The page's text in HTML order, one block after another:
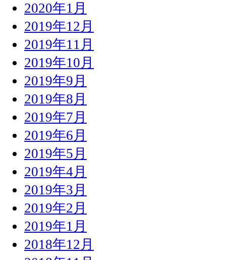
2020年1月
2019年12月
2019年11月
2019年10月
2019年9月
2019年8月
2019年7月
2019年6月
2019年5月
2019年4月
2019年3月
2019年2月
2019年1月
2018年12月